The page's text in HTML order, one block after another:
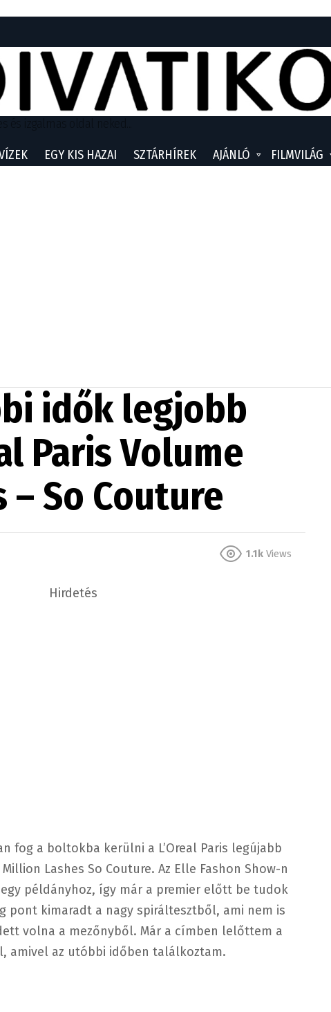
EGY KIS HAZAI SZTÁRHÍREK AJÁNLÓ FILMVILÁG
idők legjobb
Paris Volume
So Couture
1.1k Views
Hirdetés
fog a boltokba kerülni a L’Oreal Paris legújabb
Lashes So Couture. Az Elle Fashon Show-n
példányhoz, így már a premier előtt be tudok
pont kimaradt a nagy spiráltesztből, ami nem is
volna a mezőnyből. Már a címben lelőttem a
amivel az utóbbi időben találkoztam.